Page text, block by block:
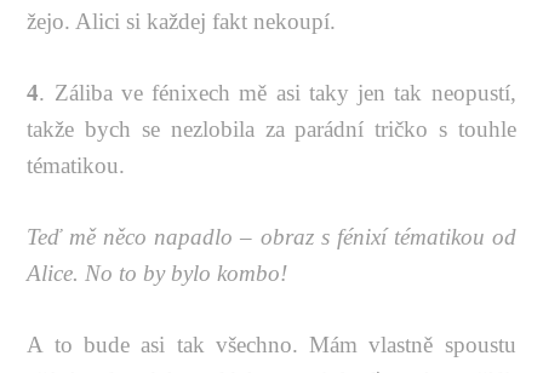
žejo. Alici si každej fakt nekoupí.
4. Záliba ve fénixech mě asi taky jen tak neopustí,
takže bych se nezlobila za parádní tričko s touhle
tématikou.
Teď mě něco napadlo – obraz s fénixí tématikou od
Alice. No to by bylo kombo!
A to bude asi tak všechno. Mám vlastně spoustu